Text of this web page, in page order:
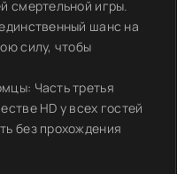
смертельной игры.
шанс на
силу, чтобы
Часть третья
HD у всех гостей
без прохождения